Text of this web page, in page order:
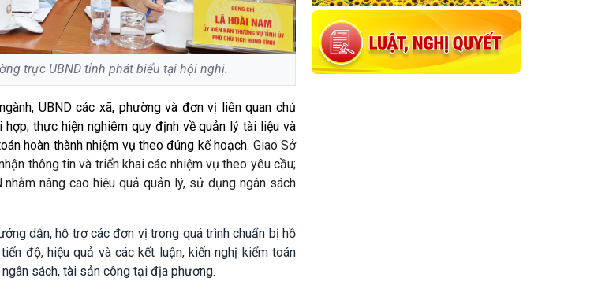
trực UBND tỉnh phát biểu tại hội nghị.
UBND các xã, phường và đơn vị liên quan chủ
thực hiện nghiêm quy định về quản lý tài liệu và
hoàn thành nhiệm vụ theo đúng kế hoạch. Giao Sở
thông tin và triển khai các nhiệm vụ theo yêu cầu;
nâng cao hiệu quả quản lý, sử dụng ngân sách
dẫn, hỗ trợ các đơn vị trong quá trình chuẩn bị hồ
độ, hiệu quả và các kết luận, kiến nghị kiểm toán
sách, tài sản công tại địa phương.